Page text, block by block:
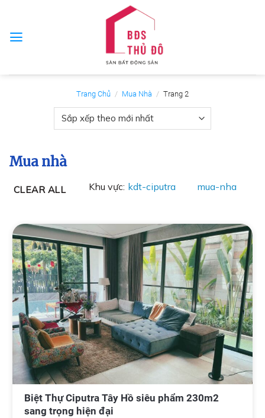
content
Trang Chủ / Mua Nhà / Trang 2
Mua nhà
CLEAR ALL Khu vực: kdt-ciputra mua-nha
Biệt Thự Ciputra Tây Hồ siêu phẩm 230m2
sang trọng hiện đại